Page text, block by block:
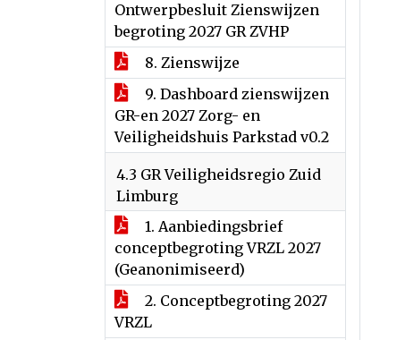
Ontwerpbesluit Zienswijzen
begroting 2027 GR ZVHP
8. Zienswijze
9. Dashboard zienswijzen
GR-en 2027 Zorg- en
Veiligheidshuis Parkstad v0.2
4.3 GR Veiligheidsregio Zuid
Limburg
1. Aanbiedingsbrief
conceptbegroting VRZL 2027
(Geanonimiseerd)
2. Conceptbegroting 2027
VRZL